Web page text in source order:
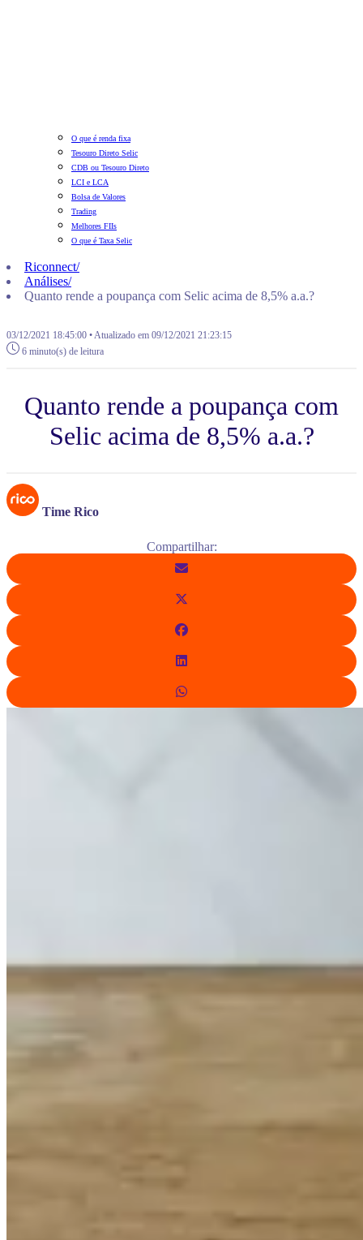
O que é renda fixa
Tesouro Direto Selic
CDB ou Tesouro Direto
LCI e LCA
Bolsa de Valores
Trading
Melhores FIIs
O que é Taxa Selic
Riconnect/
Análises/
Quanto rende a poupança com Selic acima de 8,5% a.a.?
03/12/2021 18:45:00 • Atualizado em 09/12/2021 21:23:15
6 minuto(s) de leitura
Quanto rende a poupança com
Selic acima de 8,5% a.a.?
Time Rico
Compartilhar: